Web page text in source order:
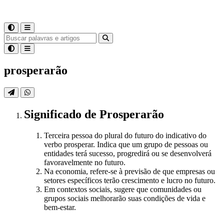
prosperarão
Significado de Prosperarão
Terceira pessoa do plural do futuro do indicativo do
verbo prosperar. Indica que um grupo de pessoas ou
entidades terá sucesso, progredirá ou se desenvolverá
favoravelmente no futuro.
Na economia, refere-se à previsão de que empresas ou
setores específicos terão crescimento e lucro no futuro.
Em contextos sociais, sugere que comunidades ou
grupos sociais melhorarão suas condições de vida e
bem-estar.